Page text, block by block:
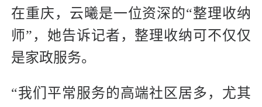
在重庆，云曦是一位资深的“整理收纳
师”，她告诉记者，整理收纳可不仅仅
是家政服务。
“我们平常服务的高端社区居多，尤其